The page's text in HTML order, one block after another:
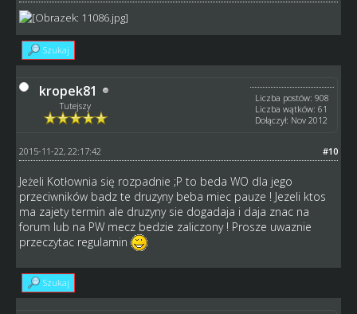
Szukaj
kropek81
Tutejszy
Liczba postów: 908
Liczba wątków: 61
Dołączył: Nov 2012
#10
2015-11-22, 22:17:42
Jeżeli Kotłownia się rozpadnie ;P to beda WO dla jego
przeciwników badz te druzyny beba miec pauze ! Jezeli ktos
ma zajety termin ale druzyny sie dogadaja i daja znac na
forum lub na PW mecz bedzie zaliczony ! Prosze uwaznie
przeczytac regulamin
Szukaj